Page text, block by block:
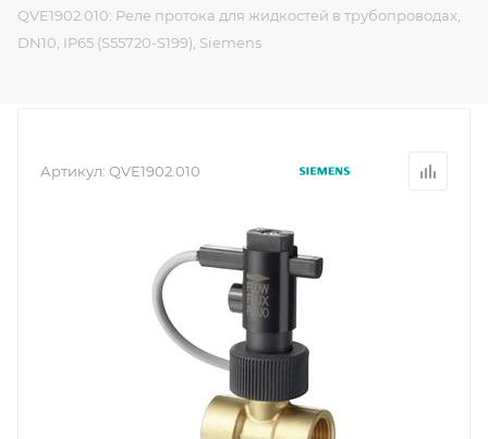
QVE1902.010: Реле протока для жидкостей в трубопроводах,
DN10, IP65 (S55720-S199), Siemens
Артикул: QVE1902.010